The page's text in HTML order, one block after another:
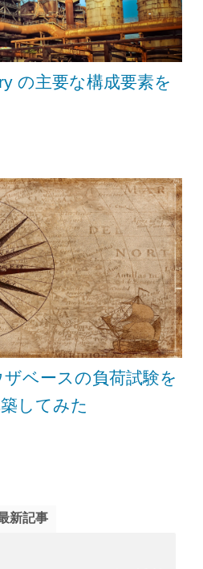
の主要な構成要素を
ベースの負荷試験を
してみた
新記事